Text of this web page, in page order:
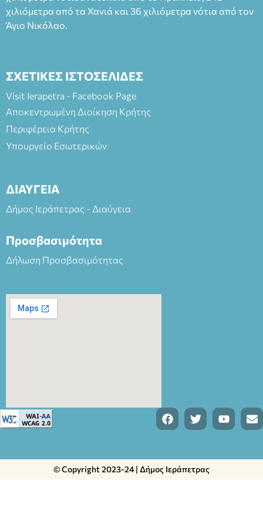
ΘΕΑΤΡΙΚΕΣ ΠΑΡΑΓΩΓΕΣ ΕΕ
χιλιόμετρα από τα Χανιά και 36 χιλιόμετρα νότια από τον
Άγιο Νικόλαο.
ΣΧΕΤΙΚΕΣ ΙΣΤΟΣΕΛΙΔΕΣ
Visit Ierapetra - Facebook Page
Αποκεντρωμένη Διοίκηση Κρήτης
Περιφέρεια Κρήτης
Υπουργείο Εσωτερικών
ΔΙΑΥΓΕΙΑ
Δήμος Ιεράπετρας - Διαύγεια
Προσβασιμότητα
Δήλωση Προσβασιμότητας
© Copyright 2023-24 | Δήμος Ιεράπετρας